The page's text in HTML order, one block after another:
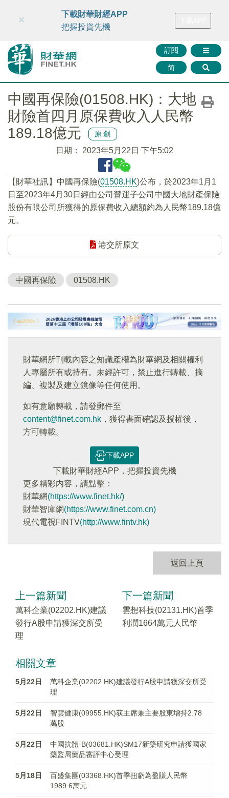
財華智庫網 FINTV FINMETA 財華證券 媒體矩陣
訂閱
简
×
下載財華財經APP
把握投資先機
中國再保險(01508.HK)：大地
財險首四月原保費收入人民幣
189.18億元
原創
日期： 2023年5月22日 下午5:02
【財華社訊】中國再保險(01508.HK)公布，於2023年1月1
日至2023年4月30日經由公司營運子公司中國大地財產保險
股份有限公司所獲得的原保費收入總額約為人民幣189.18億
元。
港交所原文
中國再保險 01508.HK
財華網所刊載內容之知識產權為財華網及相關權利
人專屬所有或持有。未經許可，禁止進行轉載、摘
編、複製及建立鏡像等任何使用。
如有意願轉載，請發郵件至
content@finet.com.hk ，獲得書面確認及授權後，
方可轉載。
下載APP
下載財華財經APP，把握投資先機
更多精彩内容，請點擊：
財華網(https://www.finet.hk/)
財華智庫網(https://www.finet.com.cn)
現代電視FINTV(http://www.fintv.hk)
返回上頁
上一篇新聞
萬科企業(02202.HK)建議
發行A股申請獲深交所受
理
下一篇新聞
雲想科技(02131.HK)首季
利潤1664萬元人民幣
相關文章
5月22日
萬科企業(02202.HK)建議發行A股申請獲深交所受
理
5月22日
智雲健康(09955.HK)获主席兼主要股東增持2.78
萬股
5月22日
中國抗體-B(03681.HK)SM17新藥研究申請獲國家
藥監局藥品審評中心受理
5月18日
百盛集團(03368.HK)首季扭虧為盈賺人民幣
1989.6萬元